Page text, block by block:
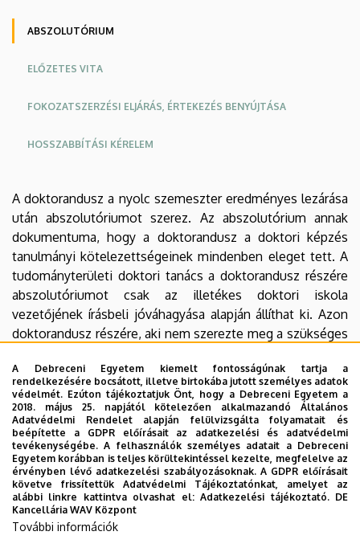
ABSZOLUTÓRIUM
ELŐZETES VITA
FOKOZATSZERZÉSI ELJÁRÁS, ÉRTEKEZÉS BENYÚJTÁSA
HOSSZABBÍTÁSI KÉRELEM
A doktorandusz a nyolc szemeszter eredményes lezárása
után abszolutóriumot szerez. Az abszolutórium annak
dokumentuma, hogy a doktorandusz a doktori képzés
tanulmányi kötelezettségeinek mindenben eleget tett. A
tudományterületi doktori tanács a doktorandusz részére
abszolutóriumot csak az illetékes doktori iskola
vezetőjének írásbeli jóváhagyása alapján állíthat ki. Azon
doktorandusz részére, aki nem szerezte meg a szükséges
abszolutórium kiállítását kérvényezni kell. A kitöltött,
doktori iskola által is aláírt kérvényt a PhD irodába kell
eljuttatni.
Kérelem abszolutórium kiállítására N_L
Kérelem abszolutórium
kiállítására_egyéni
Ezeket a dokumentumokat megtalálja a
A Debreceni Egyetem kiemelt fontosságúnak tartja a
rendelkezésére bocsátott, illetve birtokába jutott személyes adatok
védelmét. Ezúton tájékoztatjuk Önt, hogy a Debreceni Egyetem a
2018. május 25. napjától kötelezően alkalmazandó Általános
Adatvédelmi Rendelet alapján felülvizsgálta folyamatait és
beépítette a GDPR előírásait az adatkezelési és adatvédelmi
tevékenységébe. A felhasználók személyes adatait a Debreceni
Egyetem korábban is teljes körültekintéssel kezelte, megfelelve az
érvényben lévő adatkezelési szabályozásoknak. A GDPR előírásait
követve frissítettük Adatvédelmi Tájékoztatónkat, amelyet az
alábbi linkre kattintva olvashat el:Adatkezelési tájékoztató. DE
Kancellária WAV Központ
További információk